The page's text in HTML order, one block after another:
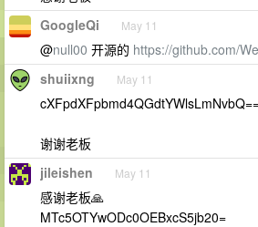
GoogleQi May 11
@null00 开源的 https://github.com/
shuiixng May 11
谢谢老板
jileishen May 11
感谢老板🙏
MTc5OTYwODc0OEBxcS5jb20=